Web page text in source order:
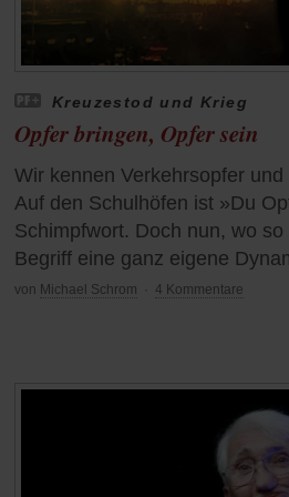
Kreuzestod und Krieg
Opfer bringen, Opfer sein
Wir kennen Verkehrsopfer
Auf den Schulhöfen ist »Du
Schimpfwort. Doch nun, wo
Begriff eine ganz eigene
von Michael Schrom 4 Kommentare